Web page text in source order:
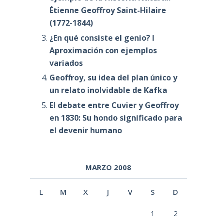
Étienne Geoffroy Saint-Hilaire
(1772-1844)
¿En qué consiste el genio? I
Aproximación con ejemplos
variados
Geoffroy, su idea del plan único y
un relato inolvidable de Kafka
El debate entre Cuvier y Geoffroy
en 1830: Su hondo significado para
el devenir humano
MARZO 2008
L M X J V S D
1 2